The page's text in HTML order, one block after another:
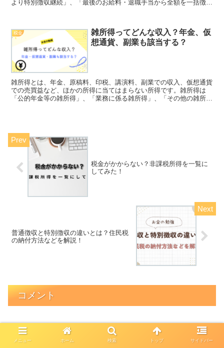
より特別徴収継続」、「最後のお給料・退職手当から全額を一括徴
税金
雑所得ってどんな収入？年金、仮
想通貨、副業も該当する？
雑所得とは、年金、原稿料、印税、講演料、副業での収入、仮想通貨
での売買益など、ほかの所得に当てはまらない所得です。雑所得は
「公的年金等の雑所得」、「業務に係る雑所得」、「その他の雑所
税金がかからない？非課税所得を一覧に
してみた！
普通徴収と特別徴収の違いとは？住民税
の納付方法などを解説！
コメント
コメントを書き込む
メニュー ホーム 検索 トップ サイドバー